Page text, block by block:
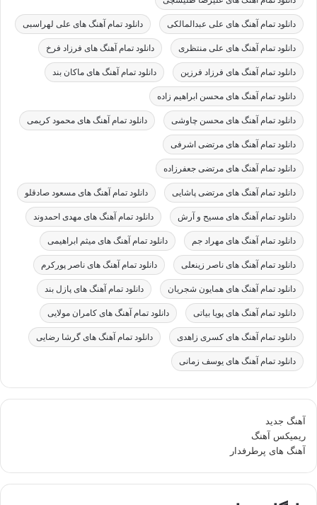
دانلود تمام آهنگ های علی عبدالمالکی دانلود تمام آهنگ های علی لهراسبی
دانلود تمام آهنگ های علی منتظری دانلود تمام آهنگ های فرزاد فرخ
دانلود تمام آهنگ های فرزاد فرزین دانلود تمام آهنگ های ماکان بند
دانلود تمام آهنگ های محسن ابراهیم زاده
دانلود تمام آهنگ های محسن چاوشی دانلود تمام آهنگ های محمود کریمی
دانلود تمام آهنگ های مرتضی اشرفی
دانلود تمام آهنگ های مرتضی جعفرزاده
دانلود تمام آهنگ های مرتضی پاشایی دانلود تمام آهنگ های مسعود صادقلو
دانلود تمام آهنگ های مسیح و آرش دانلود تمام آهنگ های مهدی احمدوند
دانلود تمام آهنگ های مهراد جم دانلود تمام آهنگ های میثم ابراهیمی
دانلود تمام آهنگ های ناصر زینعلی دانلود تمام آهنگ های ناصر پورکرم
دانلود تمام آهنگ های همایون شجریان دانلود تمام آهنگ های پازل بند
دانلود تمام آهنگ های پویا بیاتی دانلود تمام آهنگ های کامران مولایی
دانلود تمام آهنگ های کسری زاهدی دانلود تمام آهنگ های گرشا رضایی
دانلود تمام آهنگ های یوسف زمانی
آهنگ جدید
ریمیکس آهنگ
آهنگ های پرطرفدار